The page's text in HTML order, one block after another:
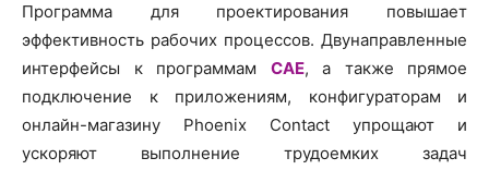
Программа для проектирования повышает
эффективность рабочих процессов. Двунаправленные
интерфейсы к программам CAE, а также прямое
подключение к приложениям, конфигураторам и
онлайн-магазину Phoenix Contact упрощают и
ускоряют выполнение трудоемких задач